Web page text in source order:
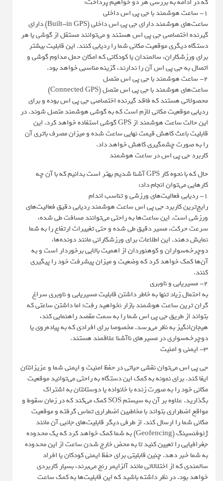
که در ادامه به بررسی هر دو خواهیم پرداخت:
1- ساعت هوشمند با جی پی اس داخلی
ساعت‌های هوشمند دارای جی پی اس داخلی (Built-in GPS) دارای
گیرنده اختصاصی جی پی اس هستند و می‌توانند مستقل از گوشی یا هر
دستگاه دیگری موقعیت مکانی شما را ردیابی کنند. این قابلیت بیشتر
برای ورزشکاران، سالمندان یا کودکانی که امکان حمل مداوم گوشی و
اتصال به جی پی اس آن را ندارند، گزینه مناسبی خواهد بود.
2- ساعت هوشمند با جی پی اس متصل
ساعت‌های هوشمند با جی پی اس متصل (Connected GPS)
محصولاتی هستند که فاقد گیرنده اختصاصی جی پی اس بوده و برای
ردیابی موقعیت مکانی لازم است که به گوشی هوشمند متصل شوند. در
این حالت ساعت هوشمند از GPS گوشی استفاده خواهد کرد. این
قابلیت باعث کاهش قیمت نهایی ساعت شده و میزان مصرف باتری آن
را به صورت چشمگیری کاهش خواهد داد.
کاربرد جی پی اس در ساعت هوشمند
حال که با نحوه کار GPS آشنا شدیم بهتر است بدانیم که با آن چه
کارهایی می‌توان انجام داد:
1- ردیابی فعالیت‌های ورزشی و تناسب اندام
رایج‌ترین کاربرد جی پی اس ساعت هوشمند ردیابی دقیق فعالیت‌های
ورزشی است. این ساعت‌ها به راحتی می‌توانند مسافت طی شده،
سرعت حرکت، مسیر دقیق طی شده و حتی تغییرات ارتفاع را به شما
نمایش دهند. این اطلاعات برای ورزشکارانی مانند دونده‌ها،
دوچرخه‌سواران و کوهنوردان از اهمیت بالایی برخوردار است و به
آن‌ها کمک خواهد کرد که وضعیت و میزان پیشرفت خود را پیگیری
کنند.
2- مسیریابی و ناوبری
به احتمال زیاد تنها به خاطر داشتن قابلیت مسیریابی و ناوبری سراغ
گران ترین ساعت هوشمند بازار نخواهید رفت؛ اما داشتن ساعتی که
بتواند از طریق جی پی اس شما را به سمت مقصد راهنمایی کند،
هیجان‌انگیز به نظر می‌رسد. مخصوصا برای افرادی که به پیاده‌روی یا
دوچرخه‌سواری در مسیرهای ناآشنا علاقمند هستند.
3- ایمنی و امنیت
جی پی اس می‌توان نقشی حیاتی در حفظ امنیت و ایمنی شما و عزیزانتان
ایفا کند. برای نمونه به کمک این دستگاه به راحتی می‌توانید موقعیت
مکانی خود را به صورت زنده با خانواده یا دوستانتان به اشتراک
بگذارید. علاوه بر آن به سیستم SOS کمک می‌کند که در زمان سقوط و
مواقع اضطراری بتواند با مخاطبین اضطراری تماس گرفته و موقعیت
مکانی شما را ارسال کند. از طرفی دیگر قابلیت‌های جانبی آن مانند
ژئوفنسینگ (Geofencing) به شما کمک خواهد کرد که یک محدوده
جغرافیایی را تعیین کنید تا به محض خارج شدن ساعت از این محدوده
به شما خبر دهد. چنین قابلیتی برای حفظ ایمنی کودکان یا افراد
سالمندی که از اختلالاتی مانند آلزایمر رنج می‌برند، بسیار کاربردی
خواهد بود. در نظر داشته باشید که این قابلیت‌ها به کمک ساعت